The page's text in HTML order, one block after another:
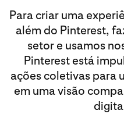
Para criar uma
além do Pinterest,
setor e usamos
Pinterest está
ações coletivas para
em uma visão